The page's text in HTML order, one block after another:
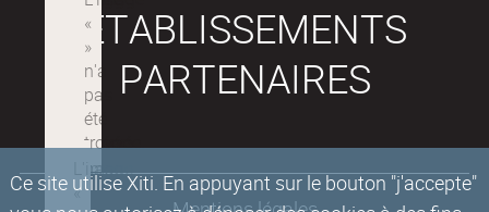
Ce site utilise Xiti. En appuyant sur le bouton "j'accepte"
ÉTABLISSEMENTS
PARTENAIRES